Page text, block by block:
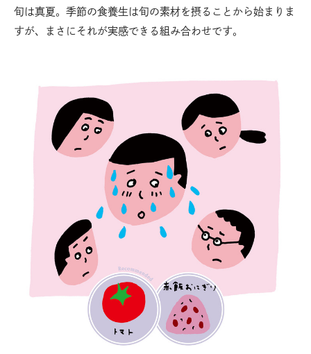
旬は真夏。季節の食養生は旬の素材を摂ることから始まりま
すが、まさにそれが実感できる組み合わせです。